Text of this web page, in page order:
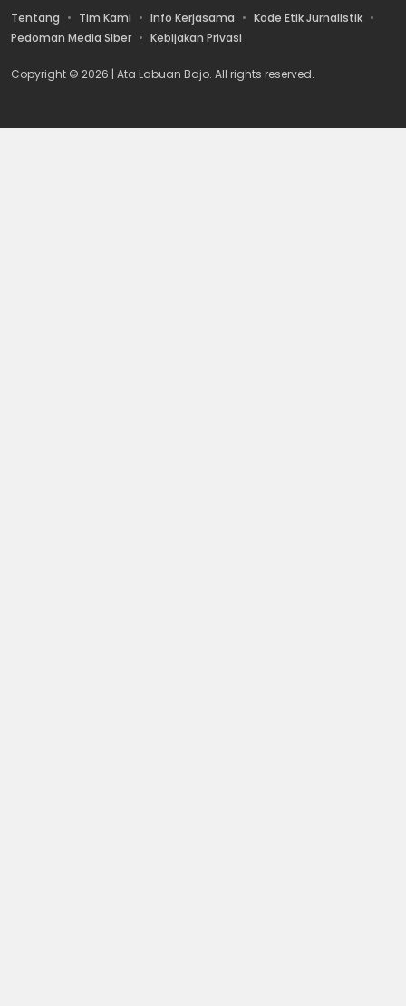
Tentang Tim Kami Info Kerjasama
Kode Etik Jurnalistik
Pedoman Media Siber
Kebijakan Privasi
Copyright © 2026 | Ata Labuan Bajo. All rights reserved.